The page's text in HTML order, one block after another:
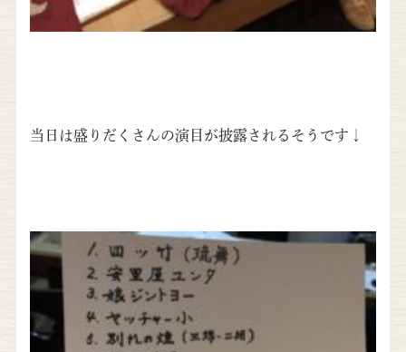
当日は盛りだくさんの演目が披露されるそうです↓